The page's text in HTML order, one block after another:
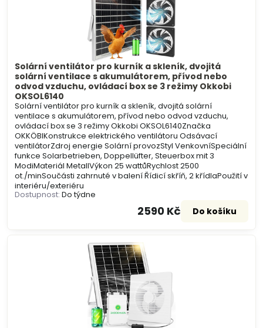
Solární ventilátor pro kurník a skleník, dvojitá
solární ventilace s akumulátorem, přívod nebo
odvod vzduchu, ovládací box se 3 režimy Okkobi
OKSOL6140
Solární ventilátor pro kurník a skleník, dvojitá solární
ventilace s akumulátorem, přívod nebo odvod vzduchu,
ovládací box se 3 režimy Okkobi OKSOL6140Značka
OKKÖBIKonstrukce elektrického ventilátoru Odsávací
ventilátorZdroj energie Solární provozStyl VenkovníSpeciální
funkce Solarbetrieben, Doppellüfter, Steuerbox mit 3
ModiMateriál MetallVýkon 25 wattůRychlost 2500
ot./minSoučásti zahrnuté v balení Řídicí skříň, 2 křídlaPoužití v
interiéru/exteriéru
Dostupnost: Do týdne
2590 Kč Do košíku